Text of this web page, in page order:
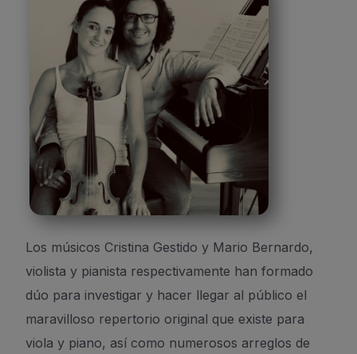
Los músicos Cristina Gestido y Mario Bernardo,
violista y pianista respectivamente han formado
dúo para investigar y hacer llegar al público el
maravilloso repertorio original que existe para
viola y piano, así como numerosos arreglos de